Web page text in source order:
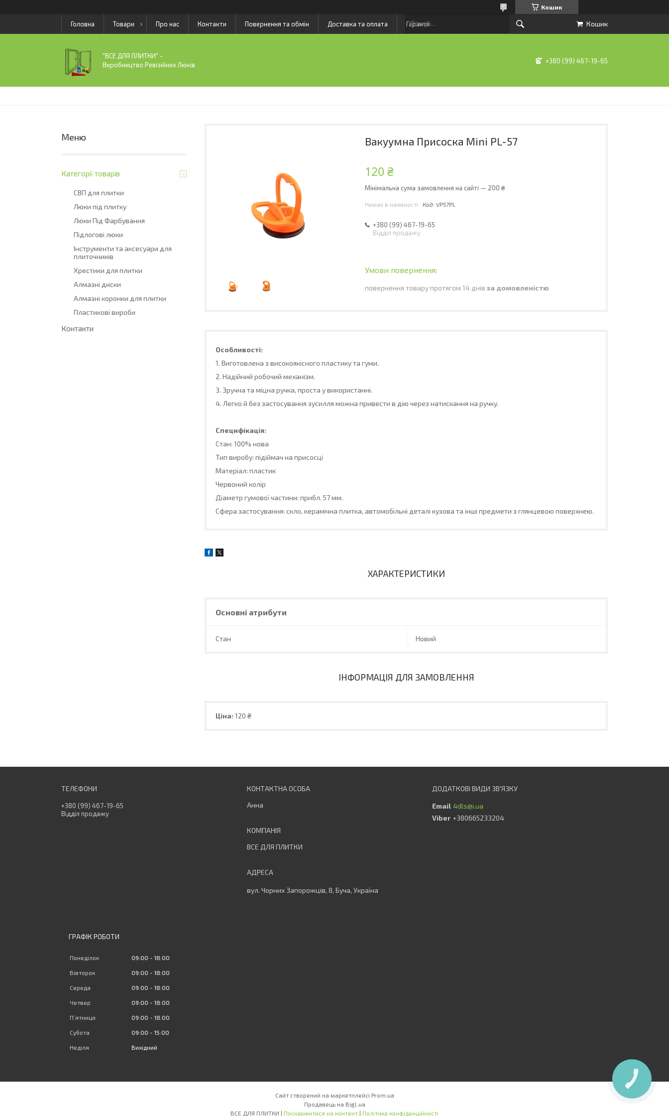
Кошик
Головна Товари Про нас Контакти Повернення та обмін Доставка та оплата Гарантії Кошик
"ВСЕ ДЛЯ ПЛИТКИ" -
Виробництво Ревізійних Люків
+380 (99) 467-19-65
Вакуумна Присоска Mini PL-57
120 ₴
Мінімальна сума замовлення на сайті — 200 ₴
Немає в наявності Код: VP57PL
+380 (99) 467-19-65
Відділ продажу
повернення товару протягом 14 днів за домовленістю
Особливості:
1. Виготовлена з високоякісного пластику та гуми.
2. Надійний робочий механізм.
3. Зручна та міцна ручка, проста у використанні.
4. Легко й без застосування зусилля можна привести в дію через натискання на ручку.
Специфікація:
Стан: 100% нова
Тип виробу: підіймач на присосці
Матеріал: пластик
Червоний колір
Діаметр гумової частини: прибл. 57 мм.
Сфера застосування: скло, керамічна плитка, автомобільні деталі кузова та інші предмети з глянцевою поверхнею.
ХАРАКТЕРИСТИКИ
Основні атрибути
Стан Новий
ІНФОРМАЦІЯ ДЛЯ ЗАМОВЛЕННЯ
Ціна: 120 ₴
Категорії товарів
СВП для плитки
Люки під плитку
Люки Під Фарбування
Підлогові люки
Інструменти та аксесуари для
плиточників
Хрестики для плитки
Алмазні диски
Алмазні коронки для плитки
Пластикові вироби
Контакти
+380 (99) 467-19-65
Відділ продажу
Анна
ВСЕ ДЛЯ ПЛИТКИ
вул. Чорних Запорожців, 8, Буча, Україна
4dls@i.ua
+380665233204
ГРАФІК РОБОТИ
Понеділок 09:00 18:00
Вівторок 09:00 18:00
Середа 09:00 18:00
Четвер 09:00 18:00
Пʼятниця 09:00 18:00
Субота 09:00 15:00
Неділя Вихідний
Сайт створений на маркетплейсі Prom.ua
Продавець на Bigl.ua
ВСЕ ДЛЯ ПЛИТКИ | Поскаржитися на контент | Політика конфіденційності
КНОПКА
ЗВ'ЯЗКУ